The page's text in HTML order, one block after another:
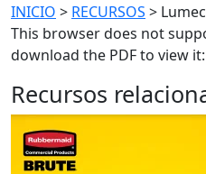
INICIO > RECURSOS >
This browser does not
download the PDF to view it:
Recursos